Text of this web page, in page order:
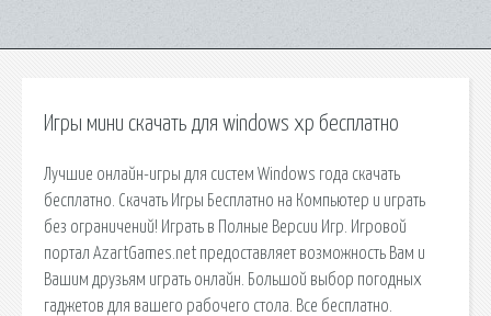
Игры мини скачать для windows xp бесплатно
Лучшие онлайн-игры для систем Windows года скачать
бесплатно. Скачать Игры Бесплатно на Компьютер и играть
без ограничений! Играть в Полные Версии Игр. Игровой
портал AzartGames.net предоставляет возможность Вам и
Вашим друзьям играть онлайн. Большой выбор погодных
гаджетов для вашего рабочего стола. Все бесплатно.